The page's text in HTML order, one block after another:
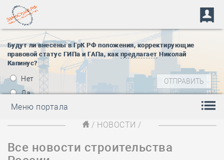
Будут ли внесены в ГрК РФ положения, корректирующие
правовой статус ГИПа и ГАПа, как предлагает Николай
Капинус?
Нет
Да
Меню портала
/ НОВОСТИ /
Все новости строительства